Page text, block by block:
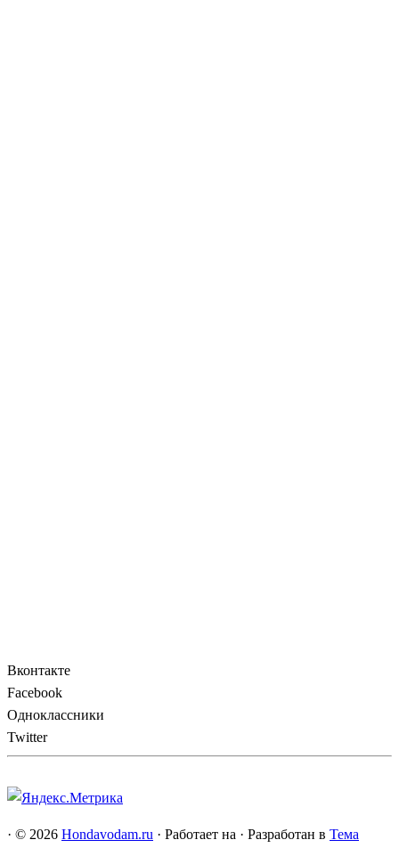
Вконтакте
Facebook
Одноклассники
Twitter
· © 2026 Hondavodam.ru · Работает на · Разработан в Тема